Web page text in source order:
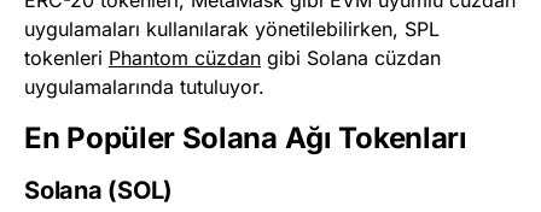
uygulamaları kullanılarak yönetilebilirken, SPL
tokenleri Phantom cüzdan gibi Solana cüzdan
uygulamalarında tutuluyor.
En Popüler Solana Ağı Tokenları
Solana (SOL)